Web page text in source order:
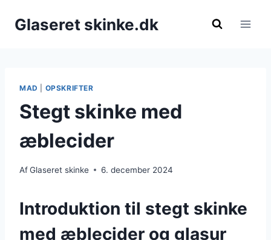
Glaseret skinke.dk
MAD OPSKRIFTER
Stegt skinke med
æblecider
AfGlaseret skinke 6. december 2024
Introduktion til stegt skinke
med æblecider og glasur